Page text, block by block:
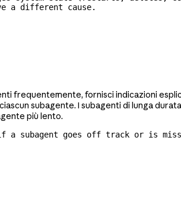
a different cause.
frequentemente, fornisci indicazioni
subagente. I subagenti di lunga
più lento.
if a subagent goes off track or is